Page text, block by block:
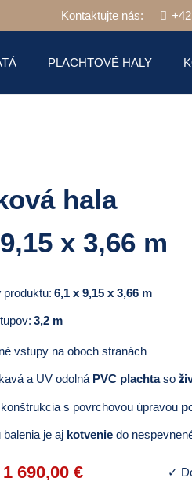
Kontaktujte nás:
PLACHTOVÉ HALY
hala
x 3,66 m
produktu: 6,1 x 9,15 x 3,66 m
3,2 m
vstupy na oboch stranách
a UV odolná PVC plachtaso
s povrchovou úpravou
je aj kotveniedo
Original
1 690,00 €Current
✓